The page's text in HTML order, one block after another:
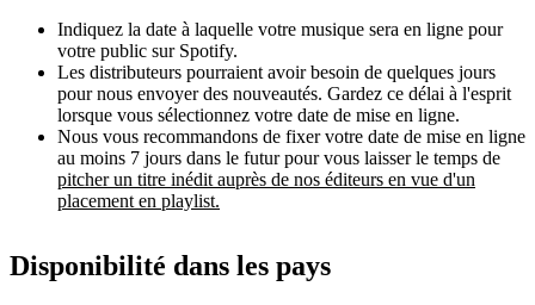
Indiquez la date à laquelle votre musique sera en ligne pour
votre public sur Spotify.
Les distributeurs pourraient avoir besoin de quelques jours
pour nous envoyer des nouveautés. Gardez ce délai à l'esprit
lorsque vous sélectionnez votre date de mise en ligne.
Nous vous recommandons de fixer votre date de mise en ligne
au moins 7 jours dans le futur pour vous laisser le temps de
pitcher un titre inédit auprès de nos éditeurs en vue d'un
placement en playlist.
Disponibilité dans les pays